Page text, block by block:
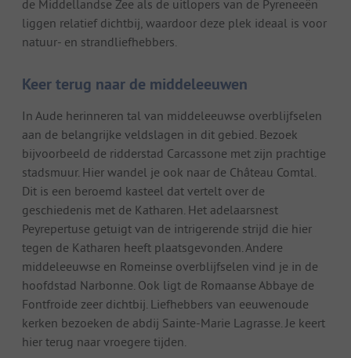
de Middellandse Zee als de uitlopers van de Pyreneeën
liggen relatief dichtbij, waardoor deze plek ideaal is voor
natuur- en strandliefhebbers.
Keer terug naar de middeleeuwen
In Aude herinneren tal van middeleeuwse overblijfselen
aan de belangrijke veldslagen in dit gebied. Bezoek
bijvoorbeeld de ridderstad Carcassone met zijn prachtige
stadsmuur. Hier wandel je ook naar de Château Comtal.
Dit is een beroemd kasteel dat vertelt over de
geschiedenis met de Katharen. Het adelaarsnest
Peyrepertuse getuigt van de intrigerende strijd die hier
tegen de Katharen heeft plaatsgevonden. Andere
middeleeuwse en Romeinse overblijfselen vind je in de
hoofdstad Narbonne. Ook ligt de Romaanse Abbaye de
Fontfroide zeer dichtbij. Liefhebbers van eeuwenoude
kerken bezoeken de abdij Sainte-Marie Lagrasse. Je keert
hier terug naar vroegere tijden.